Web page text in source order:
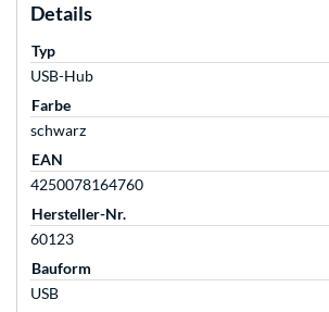
Details
Typ
USB-Hub
Farbe
schwarz
EAN
4250078164760
Hersteller-Nr.
60123
Bauform
USB